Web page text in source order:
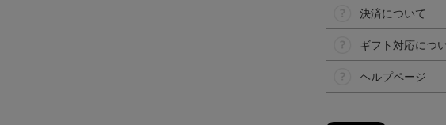
決済について
ギフト対応につ
ヘルプページ